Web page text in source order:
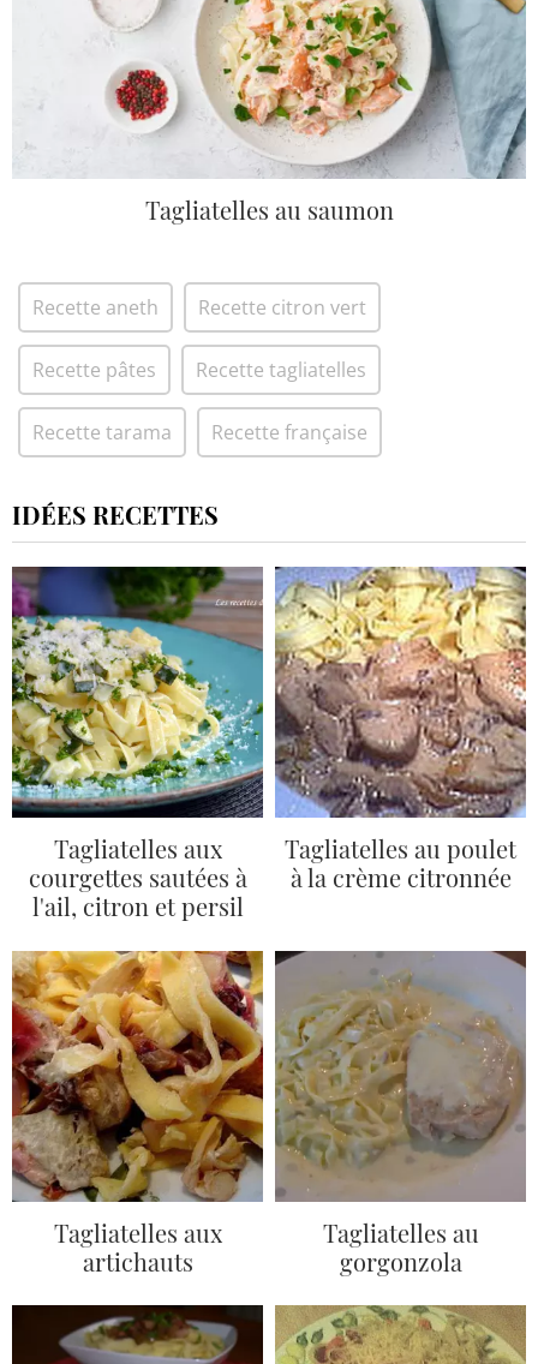
Tagliatelles au saumon
Recette aneth Recette citron vert
Recette pâtes Recette tagliatelles
Recette tarama Recette française
IDÉES RECETTES
Tagliatelles aux
courgettes sautées à
l'ail, citron et persil
Tagliatelles au poulet
à la crème citronnée
Tagliatelles aux
artichauts
Tagliatelles au
gorgonzola